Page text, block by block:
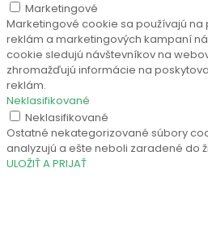
Marketingové
Marketingové cookie sa používajú
reklám a marketingových kampaní
cookie sledujú návštevníkov na
zhromažďujú informácie na
reklám.
Neklasifikované
Neklasifikované
Ostatné nekategorizované súbory
analyzujú a ešte neboli zaradené do
ULOŽIŤ A PRIJAŤ